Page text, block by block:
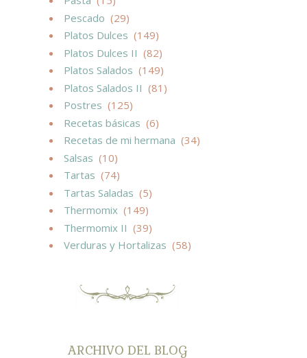
Pescado (29)
Platos Dulces (149)
Platos Dulces II (82)
Platos Salados (149)
Platos Salados II (81)
Postres (125)
Recetas básicas (6)
Recetas de mi hermana (34)
Salsas (10)
Tartas (74)
Tartas Saladas (5)
Thermomix (149)
Thermomix II (39)
Verduras y Hortalizas (58)
ARCHIVO DEL BLOG